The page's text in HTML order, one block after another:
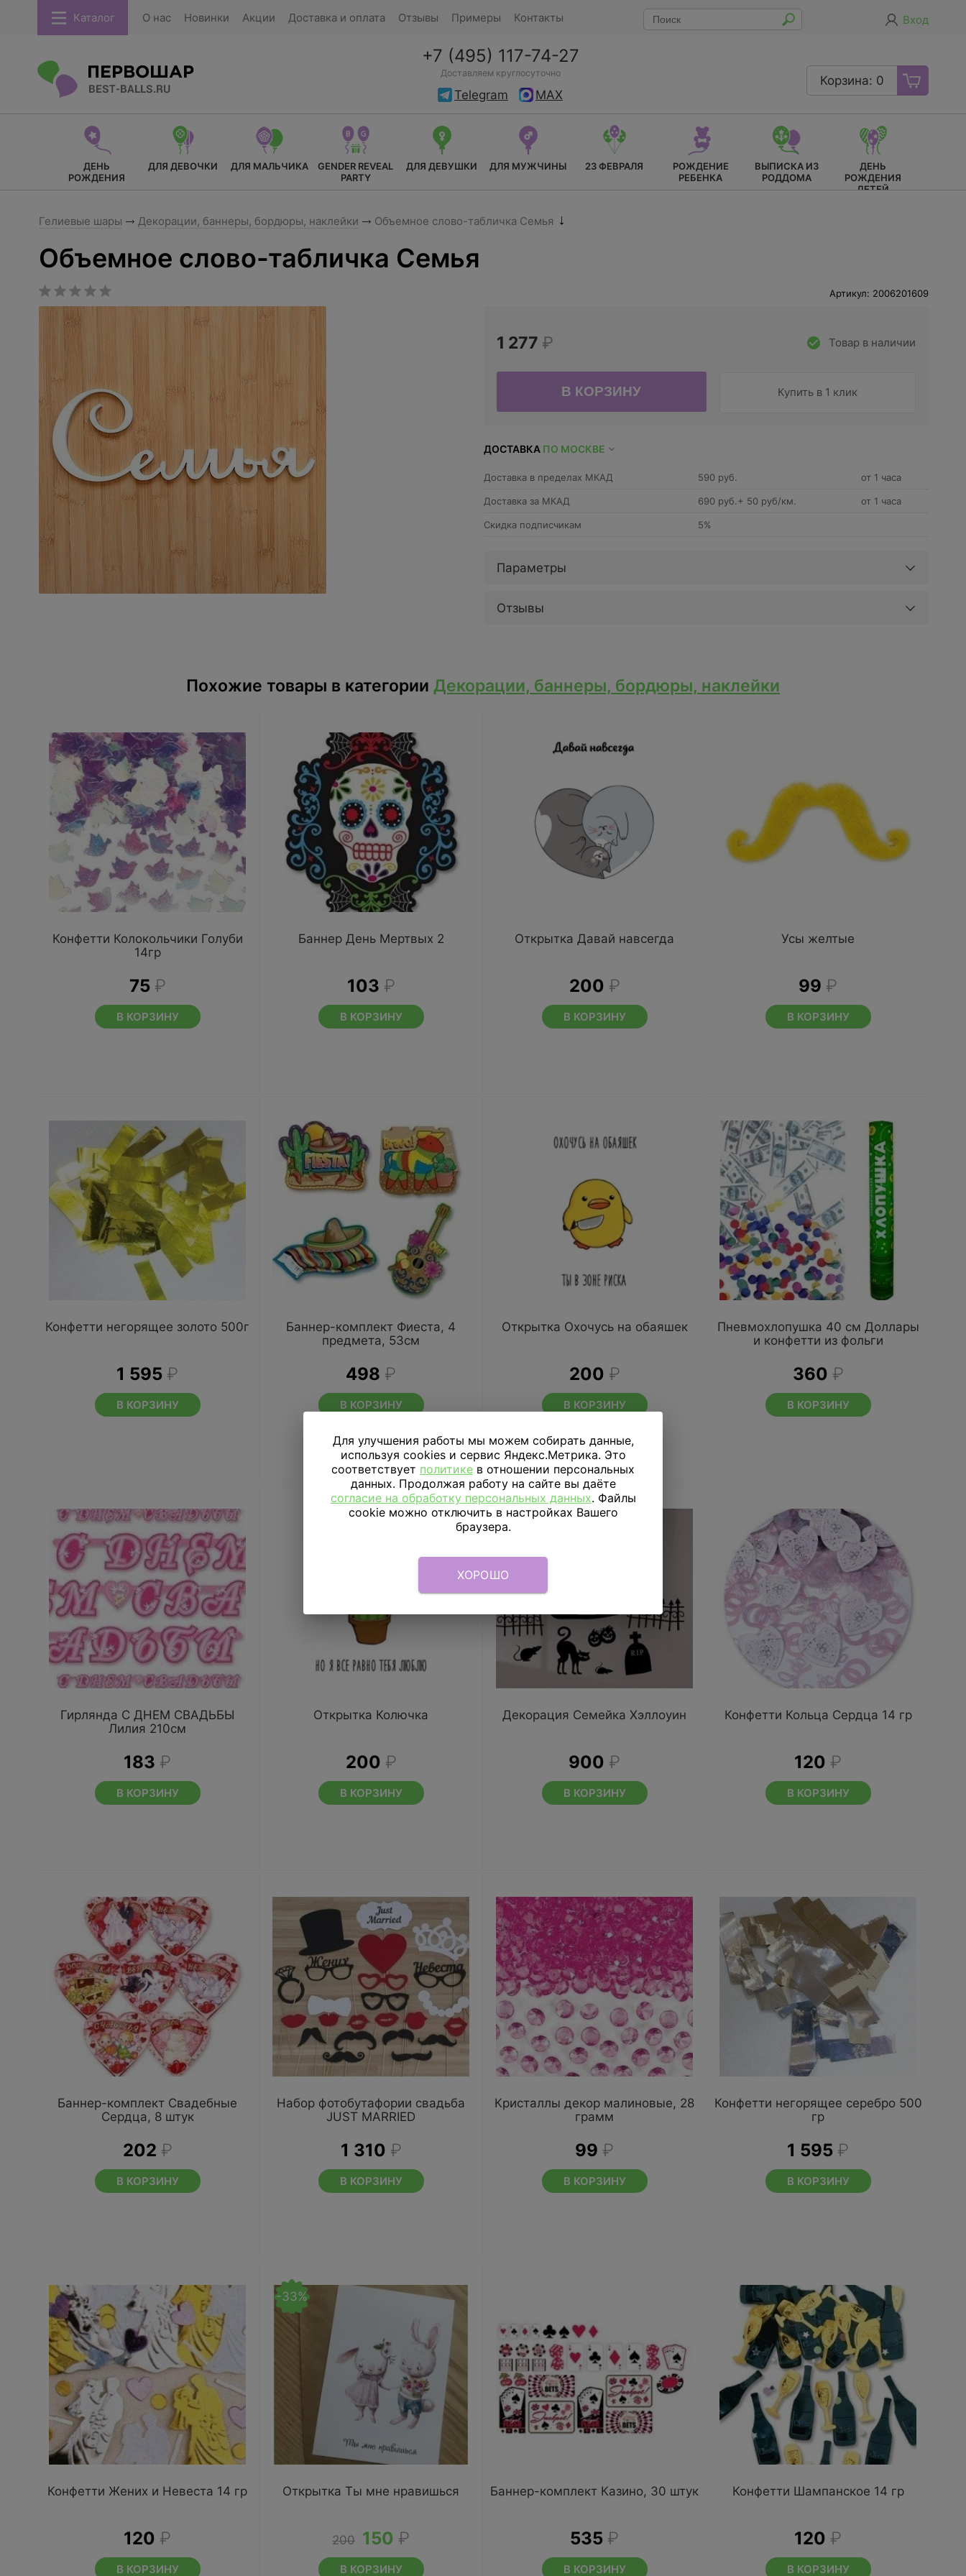
Каталог О нас Новинки Акции Доставка и оплата Отзывы Примеры Контакты Вход
+7 (495) 117-74-27
Доставляем круглосуточно
Telegram MAX
Корзина: 0
ДЕНЬ
РОЖДЕНИЯ
ДЛЯ ДЕВОЧКИ ДЛЯ МАЛЬЧИКА
GENDER REVEAL
PARTY
ДЛЯ ДЕВУШКИ ДЛЯ МУЖЧИНЫ 23 ФЕВРАЛЯ
РОЖДЕНИЕ
РЕБЕНКА
ВЫПИСКА ИЗ
РОДДОМА
ДЕНЬ
РОЖДЕНИЯ
ДЕТЕЙ
Гелиевые шары Декорации, баннеры, бордюры, наклейки Объемное слово-табличка Семья
Объемное слово-табличка Семья
Артикул: 2006201609
Товар в наличии
1 277 ₽
Купить в 1 клик
ДОСТАВКА ПО МОСКВЕ
Доставка в пределах МКАД 590 руб. от 1 часа
Доставка за МКАД 690 руб.+ 50 руб/км. от 1 часа
Скидка подписчикам 5%
Параметры
Отзывы
Похожие товары в категории Декорации, баннеры, бордюры, наклейки
Конфетти Колокольчики Голуби
14гр
75 ₽
В КОРЗИНУ
Баннер День Мертвых 2
103 ₽
В КОРЗИНУ
Открытка Давай навсегда
200 ₽
В КОРЗИНУ
Усы желтые
99 ₽
В КОРЗИНУ
Конфетти негорящее золото 500г
1 595 ₽
В КОРЗИНУ
Баннер-комплект Фиеста, 4
предмета, 53см
498 ₽
В КОРЗИНУ
Открытка Охочусь на обаяшек
200 ₽
В КОРЗИНУ
Пневмохлопушка 40 см Доллары
и конфетти из фольги
360 ₽
В КОРЗИНУ
Гирлянда С ДНЕМ СВАДЬБЫ
Лилия 210см
183 ₽
В КОРЗИНУ
Открытка Колючка
200 ₽
В КОРЗИНУ
Декорация Семейка Хэллоуин
900 ₽
В КОРЗИНУ
Конфетти Кольца Сердца 14 гр
120 ₽
В КОРЗИНУ
Баннер-комплект Свадебные
Сердца, 8 штук
202 ₽
В КОРЗИНУ
Набор фотобутафории свадьба
JUST MARRIED
1 310 ₽
В КОРЗИНУ
Кристаллы декор малиновые, 28
грамм
99 ₽
В КОРЗИНУ
Конфетти негорящее серебро 500
гр
1 595 ₽
В КОРЗИНУ
Конфетти Жених и Невеста 14 гр
120 ₽
В КОРЗИНУ
-33%
Открытка Ты мне нравишься
200 150 ₽
В КОРЗИНУ
Баннер-комплект Казино, 30 штук
535 ₽
В КОРЗИНУ
Конфетти Шампанское 14 гр
120 ₽
В КОРЗИНУ
Для улучшения работы мы можем собирать данные,
используя cookies и сервис Яндекс.Метрика. Это
соответствует политике в отношении персональных
данных. Продолжая работу на сайте вы даёте
согласие на обработку персональных данных. Файлы
cookie можно отключить в настройках Вашего
браузера.
ХОРОШО